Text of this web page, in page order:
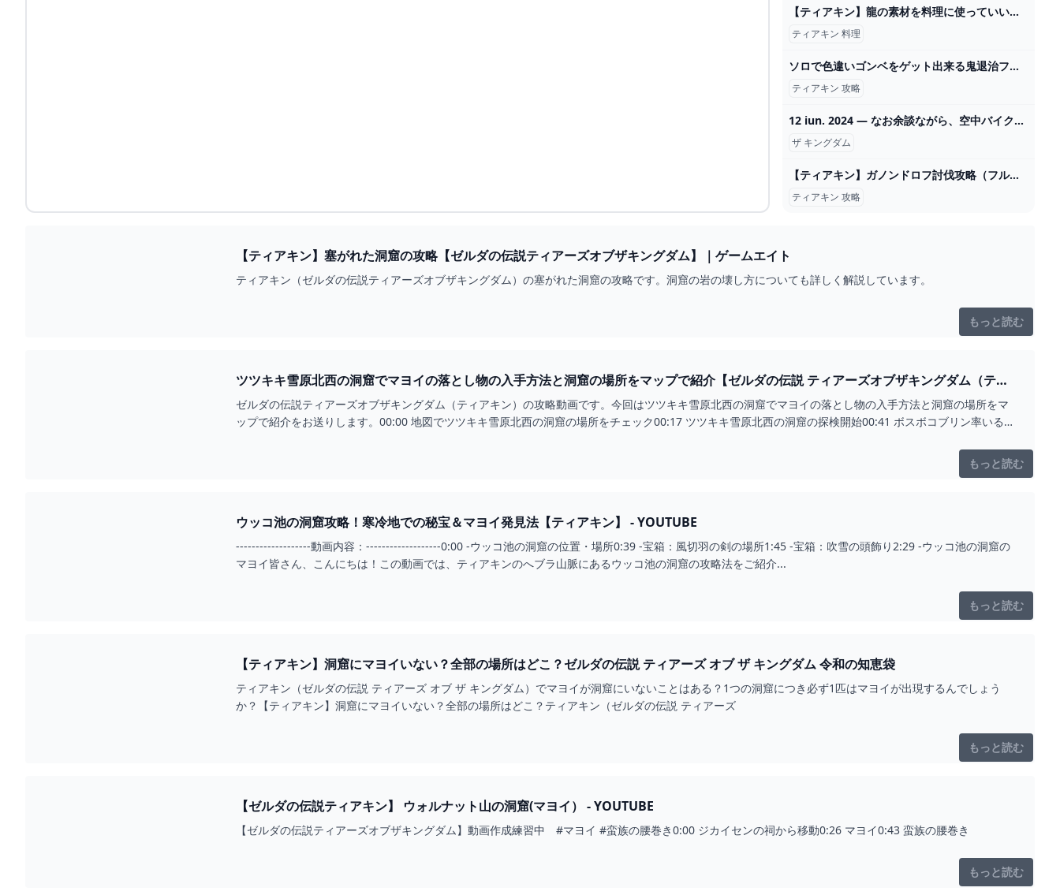
【ティアキン】龍の素材を料理に使っていいの？【検証】 - YouTube
ティアキン 料理
ソロで色違いゴンベをゲット出来る鬼退治フェス上級をクリア!!完全攻略するためのコツとは!?番外編DLCで最速実況Part13【ポケットモンスター スカーレット・バイオレット】 - YouTube
ティアキン 攻略
12 iun. 2024 — なお余談ながら、空中バイクは国内プレイヤーから「エアロバイク」と呼ばれることもある。実をいえば、エアロバイクはフィットネスバイクの名称であり 2024
ザ キングダム
【ティアキン】ガノンドロフ討伐攻略（フルテロップ）ゼルダをさがして - YouTube
ティアキン 攻略
【ティアキン】塞がれた洞窟の攻略【ゼルダの伝説ティアーズオブザキングダム】｜ゲームエイト
ティアキン（ゼルダの伝説ティアーズオブザキングダム）の塞がれた洞窟の攻略です。洞窟の岩の壊し方についても詳しく解説しています。
もっと読む
ツツキキ雪原北西の洞窟でマヨイの落とし物の入手方法と洞窟の場所をマップで紹介【ゼルダの伝説 ティアーズオブザキングダム（ティ
アキン）】 - YOUTUBE
ゼルダの伝説ティアーズオブザキングダム（ティアキン）の攻略動画です。今回はツツキキ雪原北西の洞窟でマヨイの落とし物の入手方法と洞窟の場所をマ
ップで紹介をお送りします。00:00 地図でツツキキ雪原北西の洞窟の場所をチェック00:17 ツツキキ雪原北西の洞窟の探検開始00:41 ボスボコブリン率いる
もっと読む
ウッコ池の洞窟攻略！寒冷地での秘宝＆マヨイ発見法【ティアキン】 - YOUTUBE
-------------------動画内容：-------------------0:00 -ウッコ池の洞窟の位置・場所0:39 -宝箱：風切羽の剣の場所1:45 -宝箱：吹雪の頭飾り2:29 -ウッコ池の洞窟の
マヨイ皆さん、こんにちは！この動画では、ティアキンのへブラ山脈にあるウッコ池の洞窟の攻略法をご紹介...
もっと読む
【ティアキン】洞窟にマヨイいない？全部の場所はどこ？ゼルダの伝説 ティアーズ オブ ザ キングダム 令和の知恵袋
ティアキン（ゼルダの伝説 ティアーズ オブ ザ キングダム）でマヨイが洞窟にいないことはある？1つの洞窟につき必ず1匹はマヨイが出現するんでしょう
か？【ティアキン】洞窟にマヨイいない？全部の場所はどこ？ティアキン（ゼルダの伝説 ティアーズ
もっと読む
【ゼルダの伝説ティアキン】 ウォルナット山の洞窟(マヨイ） - YOUTUBE
【ゼルダの伝説ティアーズオブザキングダム】動画作成練習中 #マヨイ #蛮族の腰巻き0:00 ジカイセンの祠から移動0:26 マヨイ0:43 蛮族の腰巻き
もっと読む